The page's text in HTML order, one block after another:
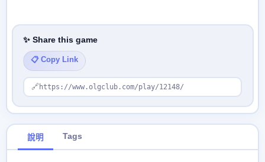
✨ Share this game
📋 Copy Link
🔗 https://www.olgclub.com/play/12148/
說明 Tags